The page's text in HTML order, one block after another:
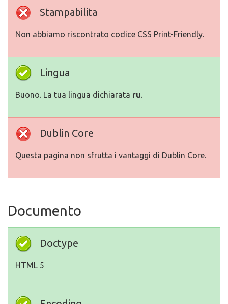
Stampabilita
Non abbiamo riscontrato codice CSS Print-Friendly.
Lingua
Buono. La tua lingua dichiarata ru.
Dublin Core
Questa pagina non sfrutta i vantaggi di Dublin Core.
Documento
Doctype
HTML 5